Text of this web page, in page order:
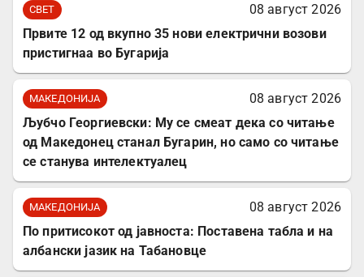
СВЕТ
08 август 2026
Првите 12 од вкупно 35 нови електрични возови
пристигнаа во Бугарија
МАКЕДОНИЈА
08 август 2026
Љубчо Георгиевски: Му се смеат дека со читање
од Македонец станал Бугарин, но само со читање
се станува интелектуалец
МАКЕДОНИЈА
08 август 2026
По притисокот од јавноста: Поставена табла и на
албански јазик на Табановце